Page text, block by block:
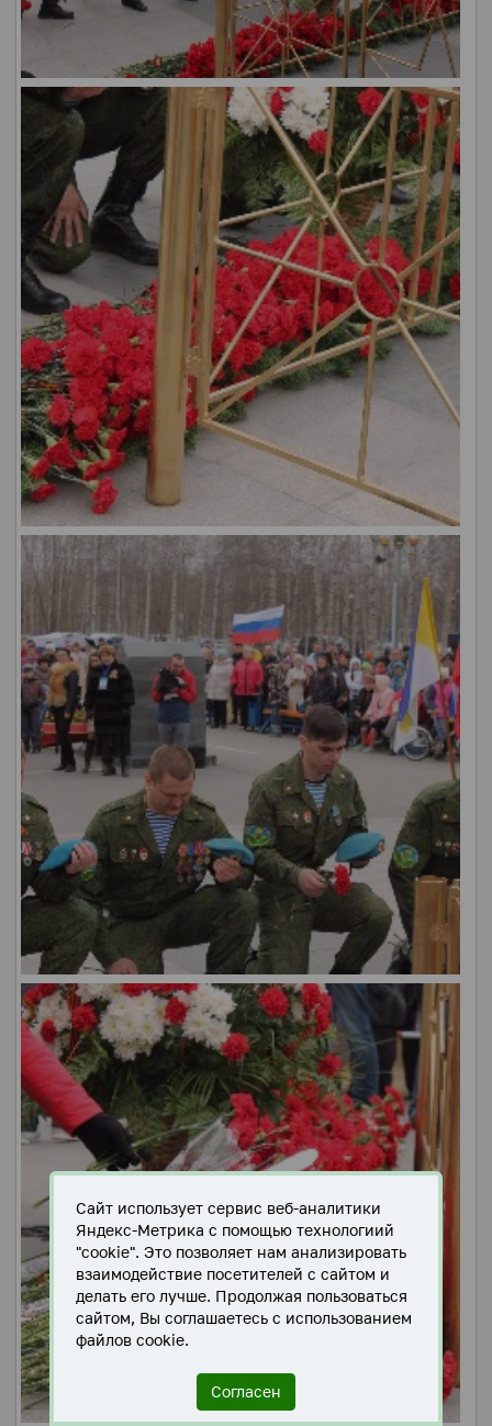
Сайт использует сервис веб-аналитики
Яндекс-Метрика с помощью технологиий
"cookie". Это позволяет нам анализировать
взаимодействие посетителей с сайтом и
делать его лучше. Продолжая пользоваться
сайтом, Вы соглашаетесь с использованием
файлов cookie.
Согласен